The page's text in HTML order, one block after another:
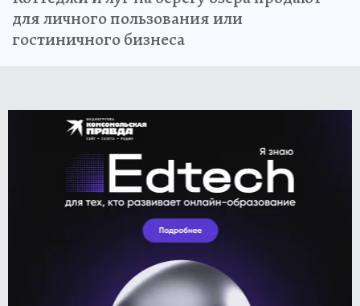
для личного пользования или
гостиничного бизнеса